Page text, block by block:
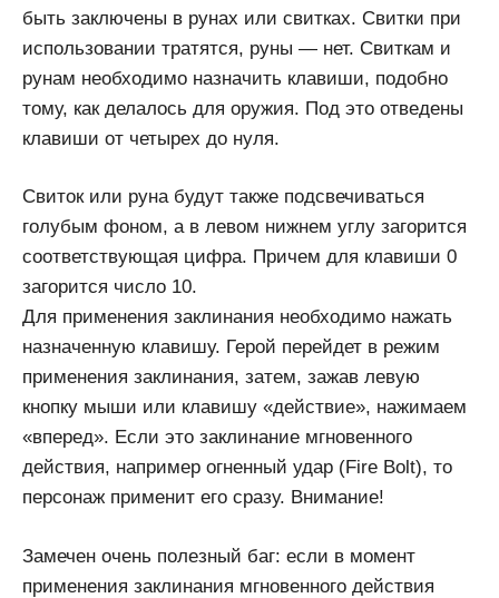
быть заключены в рунах или свитках. Свитки при
использовании тратятся, руны — нет. Свиткам и
рунам необходимо назначить клавиши, подобно
тому, как делалось для оружия. Под это отведены
клавиши от четырех до нуля.
Свиток или руна будут также подсвечиваться
голубым фоном, а в левом нижнем углу загорится
соответствующая цифра. Причем для клавиши 0
загорится число 10.
Для применения заклинания необходимо нажать
назначенную клавишу. Герой перейдет в режим
применения заклинания, затем, зажав левую
кнопку мыши или клавишу «действие», нажимаем
«вперед». Если это заклинание мгновенного
действия, например огненный удар (Fire Bolt), то
персонаж применит его сразу. Внимание!
Замечен очень полезный баг: если в момент
применения заклинания мгновенного действия